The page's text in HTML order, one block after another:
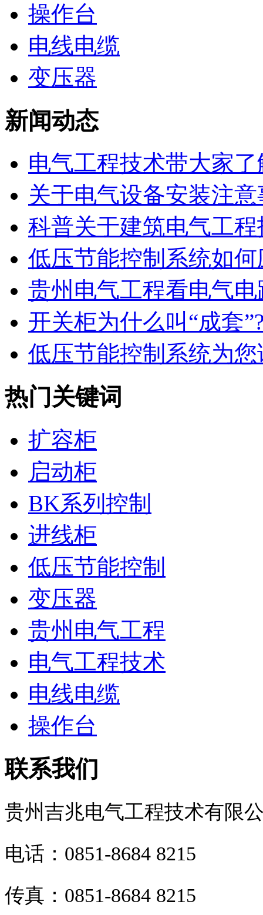
操作台
电线电缆
变压器
新闻动态
电气工程技术带大家了
关于电气设备安装注
科普关于建筑电气工程
低压节能控制系统如何
贵州电气工程看电气电
开关柜为什么叫“成套
低压节能控制系统为您
热门关键词
扩容柜
启动柜
BK系列控制
进线柜
低压节能控制
变压器
贵州电气工程
电气工程技术
电线电缆
操作台
联系我们
贵州吉兆电气工程技术有限
电话：0851-8684 8215
传真：0851-8684 8215